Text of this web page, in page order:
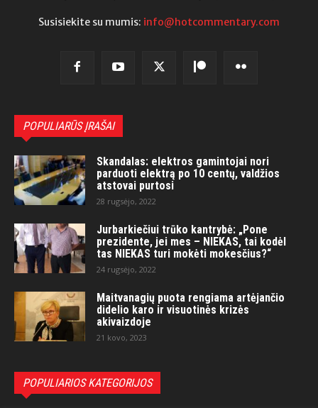
Susisiekite su mumis: info@hotcommentary.com
POPULIARŪS ĮRAŠAI
Skandalas: elektros gamintojai nori
parduoti elektrą po 10 centų, valdžios
atstovai purtosi
28 rugsėjo, 2022
Jurbarkiečiui trūko kantrybė: „Pone
prezidente, jei mes – NIEKAS, tai kodėl
tas NIEKAS turi mokėti mokesčius?“
24 rugsėjo, 2022
Maitvanagių puota rengiama artėjančio
didelio karo ir visuotinės krizės
akivaizdoje
21 kovo, 2023
POPULIARIOS KATEGORIJOS